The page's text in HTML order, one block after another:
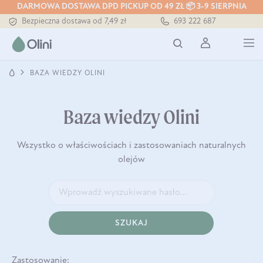
DARMOWA DOSTAWA DPD PICKUP OD 49 ZŁ 📦 3-9 SIERPNIA
Bezpieczna dostawa od 7,49 zł
Darmowa dostawa od 199 zł
Tłoczony zawsze na zimno
693 222 687
BAZA WIEDZY OLINI
Baza wiedzy Olini
Wszystko o właściwościach i zastosowaniach naturalnych
olejów
SZUKAJ
Zastosowanie: